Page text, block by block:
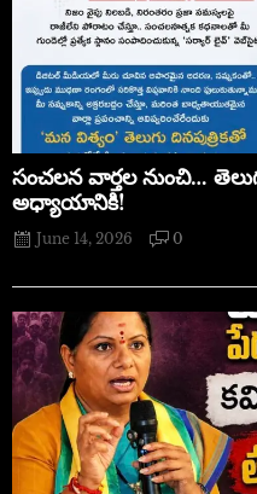
సంచలన వార్తల నుంచి…
అధ్యాయానికి!
June 14, 2026 0